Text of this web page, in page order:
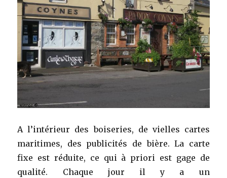
A l’intérieur des boiseries, de vielles cartes
maritimes, des publicités de bière. La carte
fixe est réduite, ce qui à priori est gage de
qualité. Chaque jour il y a un